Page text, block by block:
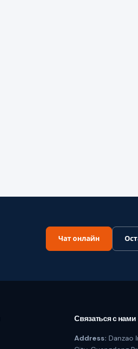
Чат онлайн
Связаться с нами
Address: Danzao